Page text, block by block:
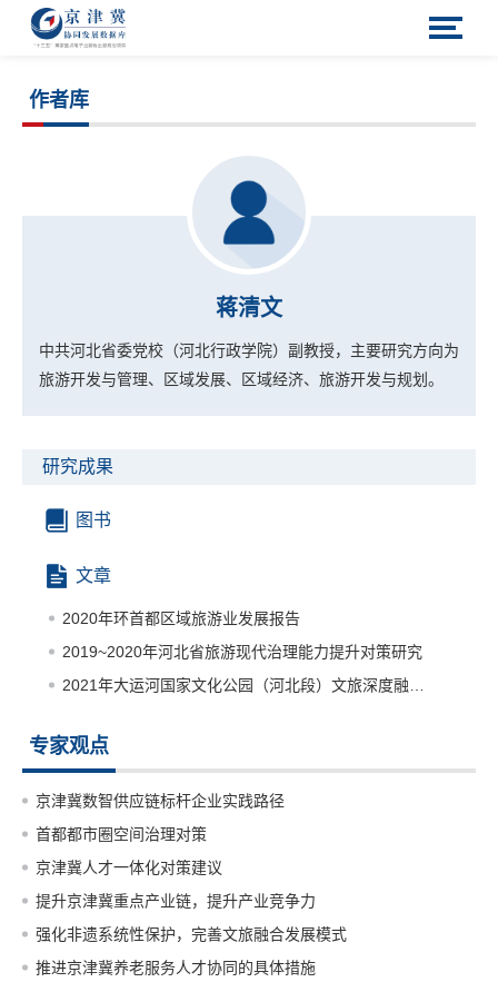
作者库
蒋清文
中共河北省委党校（河北行政学院）副教授，主要研究方向为
旅游开发与管理、区域发展、
区域经济、旅游开发与规划。
研究成果
图书
文章
2020年环首都区域旅游业发展报告
2019~2020年河北省旅游现代治理能力提升对策研究
2021年大运河国家文化公园（河北段）文旅深度融合发展研究
专家观点
京津冀数智供应链标杆企业实践路径
首都都市圈空间治理对策
京津冀人才一体化对策建议
提升京津冀重点产业链，提升产业竞争力
强化非遗系统性保护，完善文旅融合发展模式
推进京津冀养老服务人才协同的具体措施